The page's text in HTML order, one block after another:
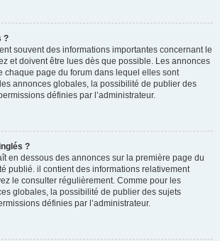
?
souvent des informations importantes concernant le
et doivent être lues dès que possible. Les annonces
chaque page du forum dans lequel elles sont
annonces globales, la possibilité de publier des
définies par l’administrateur.
?
en dessous des annonces sur la première page du
publié. il contient des informations relativement
le consulter régulièrement. Comme pour les
globales, la possibilité de publier des sujets
définies par l’administrateur.